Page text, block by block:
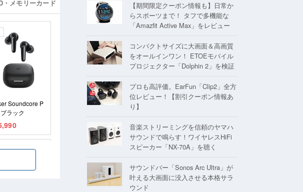
【期間限定クーポン情報も】日常か
らスポーツまで！ タフで多機能な
「Amazfit Active Max」をレビュー
コンパクトサイズに大画面＆高画質
をオールインワン！ ETOEモバイル
プロジェクター「Dolphin 2」を検証
プロも高評価。EarFun「Clip2」全方
位レビュー！【割引クーポン情報あ
り】
音楽ストリーミングを信頼のヤマハ
サウンドで鳴らす！ワイヤレスHiFi
スピーカー「NX-70A」を聴く
サウンドバー「Sonos Arc Ultra」が
叶える大画面に没入させる本格サラ
ウンド